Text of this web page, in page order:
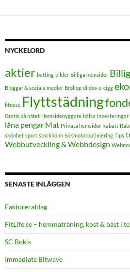
NYCKELORD
aktier betting bilder Billiga hemsidor
Bloggar & sociala medier Bröllop dildos e-cigg
fitness Flyttstädning
Gratis på nätet Hemsidebyggare hälsa investeringar
låna pengar Mat Privata hemsidor Rabatt
skönhet sport stockholm Sökmotoroptimering Tips
Webbutveckling & Webbdesign
SENASTE INLÄGGEN
FaktureraIdag
FitLife.se – hemmaträning, kost & bäst i
SC Bokis
Immediate Bitwave